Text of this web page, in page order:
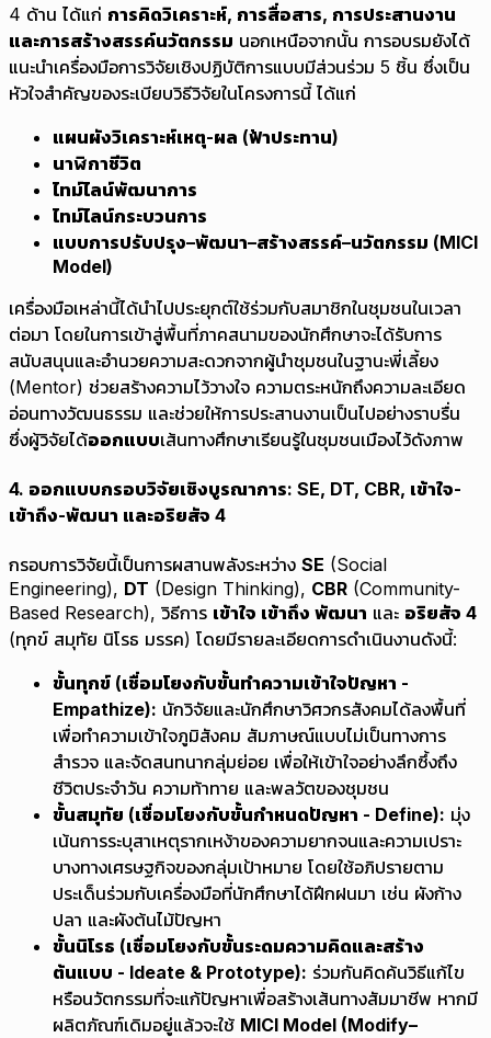
4 ด้าน ได้แก่ การคิดวิเคราะห์, การสื่อสาร, การประสานงาน
และการสร้างสรรค์นวัตกรรม นอกเหนือจากนั้น การอบรมยังได้
แนะนำเครื่องมือการวิจัยเชิงปฏิบัติการแบบมีส่วนร่วม 5 ชิ้น ซึ่งเป็น
หัวใจสำคัญของระเบียบวิธีวิจัยในโครงการนี้ ได้แก่
แผนผังวิเคราะห์เหตุ-ผล (ฟ้าประทาน)
นาฬิกาชีวิต
ไทม์ไลน์พัฒนาการ
ไทม์ไลน์กระบวนการ
แบบการปรับปรุง–พัฒนา–สร้างสรรค์–นวัตกรรม (MICI
Model)
เครื่องมือเหล่านี้ได้นำไปประยุกต์ใช้ร่วมกับสมาชิกในชุมชนในเวลา
ต่อมา โดยในการเข้าสู่พื้นที่ภาคสนามของนักศึกษาจะได้รับการ
สนับสนุนและอำนวยความสะดวกจากผู้นำชุมชนในฐานะพี่เลี้ยง
(Mentor) ช่วยสร้างความไว้วางใจ ความตระหนักถึงความละเอียด
อ่อนทางวัฒนธรรม และช่วยให้การประสานงานเป็นไปอย่างราบรื่น
ซึ่งผู้วิจัยได้ออกแบบเส้นทางศึกษาเรียนรู้ในชุมชนเมืองไว้ดังภาพ
4. ออกแบบกรอบวิจัยเชิงบูรณาการ: SE, DT, CBR, เข้าใจ-
เข้าถึง-พัฒนา และอริยสัจ 4
กรอบการวิจัยนี้เป็นการผสานพลังระหว่าง SE (Social
Engineering), DT (Design Thinking), CBR (Community-
Based Research), วิธีการ เข้าใจ เข้าถึง พัฒนา และ อริยสัจ 4
(ทุกข์ สมุทัย นิโรธ มรรค) โดยมีรายละเอียดการดำเนินงานดังนี้:
ขั้นทุกข์ (เชื่อมโยงกับขั้นทำความเข้าใจปัญหา -
Empathize): นักวิจัยและนักศึกษาวิศวกรสังคมได้ลงพื้นที่
เพื่อทำความเข้าใจภูมิสังคม สัมภาษณ์แบบไม่เป็นทางการ
สำรวจ และจัดสนทนากลุ่มย่อย เพื่อให้เข้าใจอย่างลึกซึ้งถึง
ชีวิตประจำวัน ความท้าทาย และพลวัตของชุมชน
ขั้นสมุทัย (เชื่อมโยงกับขั้นกำหนดปัญหา - Define): มุ่ง
เน้นการระบุสาเหตุรากเหง้าของความยากจนและความเปราะ
บางทางเศรษฐกิจของกลุ่มเป้าหมาย โดยใช้อภิปรายตาม
ประเด็นร่วมกับเครื่องมือที่นักศึกษาได้ฝึกฝนมา เช่น ผังก้าง
ปลา และผังต้นไม้ปัญหา
ขั้นนิโรธ (เชื่อมโยงกับขั้นระดมความคิดและสร้าง
ต้นแบบ - Ideate & Prototype): ร่วมกันคิดค้นวิธีแก้ไข
หรือนวัตกรรมที่จะแก้ปัญหาเพื่อสร้างเส้นทางสัมมาชีพ หากมี
ผลิตภัณฑ์เดิมอยู่แล้วจะใช้ MICI Model (Modify–